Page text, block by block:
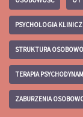
PSYCHOLOGIA
STRUKTURA
TERAPIA
ZABURZENIA